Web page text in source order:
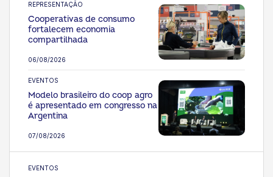
REPRESENTAÇÃO
06/08/2026
Cooperativas de consumo
fortalecem economia
compartilhada
EVENTOS
07/08/2026
Modelo brasileiro do coop agro
é apresentado em congresso na
Argentina
EVENTOS